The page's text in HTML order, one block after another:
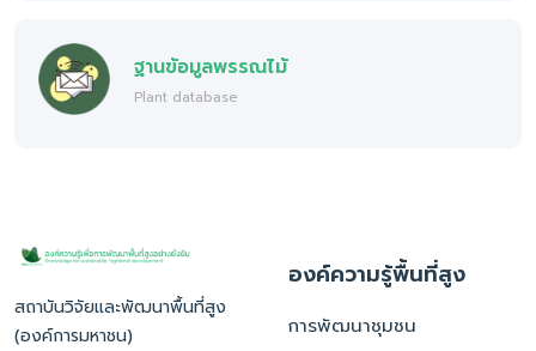
ฐานข้อมูลพรรณไม้
Plant database
สถาบันวิจัยและพัฒนาพื้นที่สูง
(องค์การมหาชน)
องค์ความรู้พื้นที่สูง
การพัฒนาชุมชน